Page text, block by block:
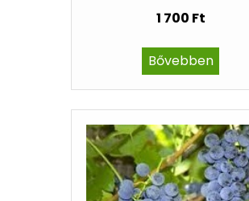
1 700 Ft
Bővebben